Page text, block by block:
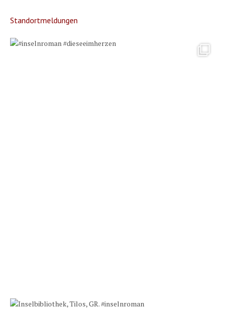
Standortmeldungen